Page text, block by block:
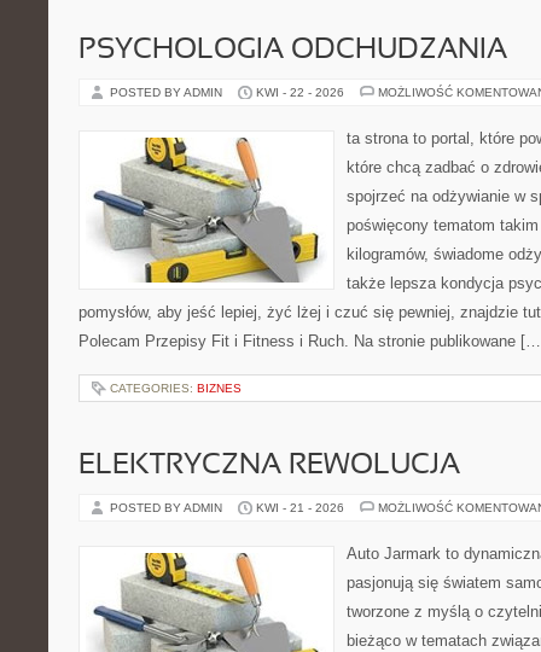
PSYCHOLOGIA ODCHUDZANIA
POSTED BY ADMIN KWI - 22 - 2026 MOŻLIWOŚĆ
ta strona to portal, które
które chcą zadbać o
spojrzeć na odżywianie w
poświęcony tematom
kilogramów, świadome
także lepsza kondycja
pomysłów, aby jeść lepiej, żyć lżej i czuć się pewniej, znajdzie
Polecam Przepisy Fit i Fitness i Ruch. Na stronie publikowane
CATEGORIES: BIZNES
ELEKTRYCZNA REWOLUCJA
POSTED BY ADMIN KWI - 21 - 2026 MOŻLIWOŚĆ
Auto Jarmark to
pasjonują się światem
tworzone z myślą o
bieżąco w tematach